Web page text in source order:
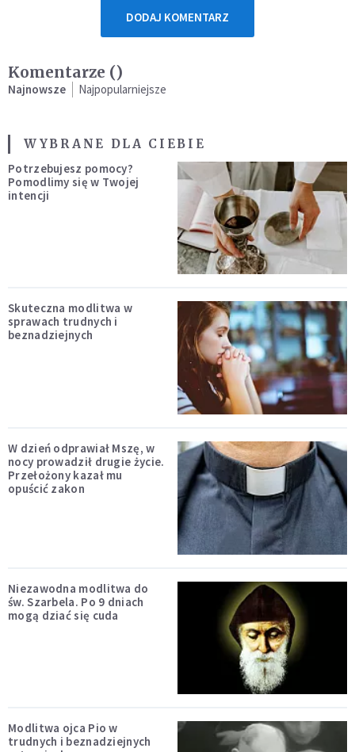
DODAJ KOMENTARZ
Komentarze ()
Najnowsze Najpopularniejsze
WYBRANE DLA CIEBIE
Potrzebujesz pomocy?
Pomodlimy się w Twojej
intencji
Skuteczna modlitwa w
sprawach trudnych i
beznadziejnych
W dzień odprawiał Mszę, w
nocy prowadził drugie życie.
Przełożony kazał mu
opuścić zakon
Niezawodna modlitwa do
św. Szarbela. Po 9 dniach
mogą dziać się cuda
Modlitwa ojca Pio w
trudnych i beznadziejnych